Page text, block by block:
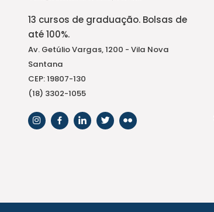
13 cursos de graduação. Bolsas de
até 100%.
Av. Getúlio Vargas, 1200 - Vila Nova
Santana
CEP: 19807-130
(18) 3302-1055